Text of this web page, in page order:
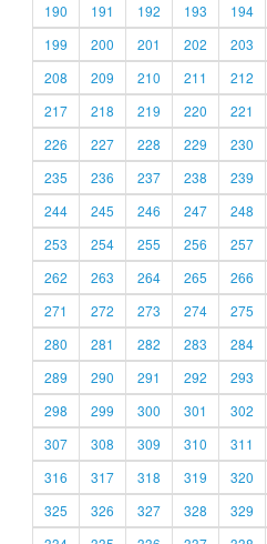
190
191 192 193 194
199
200 201 202 203
208
209 210 211 212
217
218 219 220 221
226
227 228 229 230
235
236 237 238 239
244
245 246 247 248
253
254 255 256 257
262
263 264 265 266
271
272 273 274 275
280
281 282 283 284
289
290 291 292 293
298
299 300 301 302
307
308 309 310 311
316
317 318 319 320
325
326 327 328 329